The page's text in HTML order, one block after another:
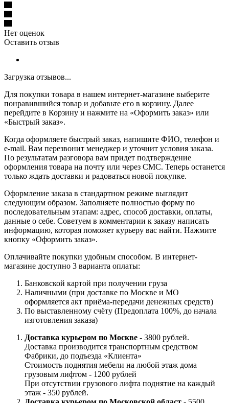
Нет оценок
Оставить отзыв
Загрузка отзывов...
Для покупки товара в нашем интернет-магазине выберите
понравившийся товар и добавьте его в корзину. Далее
перейдите в Корзину и нажмите на «Оформить заказ» или
«Быстрый заказ».
Когда оформляете быстрый заказ, напишите ФИО, телефон и
e-mail. Вам перезвонит менеджер и уточнит условия заказа.
По результатам разговора вам придет подтверждение
оформления товара на почту или через СМС. Теперь останется
только ждать доставки и радоваться новой покупке.
Оформление заказа в стандартном режиме выглядит
следующим образом. Заполняете полностью форму по
последовательным этапам: адрес, способ доставки, оплаты,
данные о себе. Советуем в комментарии к заказу написать
информацию, которая поможет курьеру вас найти. Нажмите
кнопку «Оформить заказ».
Оплачивайте покупки удобным способом. В интернет-
магазине доступно 3 варианта оплаты:
Банковской картой при получении груза
Наличными (при доставке по Москве и МО
оформляется акт приёма-передачи денежных средств)
По выставленному счёту (Предоплата 100%, до начала
изготовления заказа)
Доставка курьером по Москве - 3800 рублей.
Доставка производится транспортным средством
Фабрики, до подъезда «Клиента»
Стоимость поднятия мебели на любой этаж дома
грузовым лифтом - 1200 рублей
При отсутствии грузового лифта поднятие на каждый
этаж - 350 рублей.